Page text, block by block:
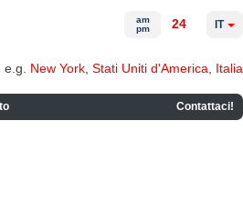
e.g. New York Stati Uniti d'America Italia
Contattaci!
am
pm
24 IT